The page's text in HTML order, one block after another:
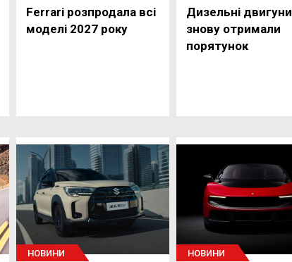
Ferrari розпродала всі
моделі 2027 року
Дизельні двигуни
знову отримали
порятунок
НОВИНИ НОВИНИ